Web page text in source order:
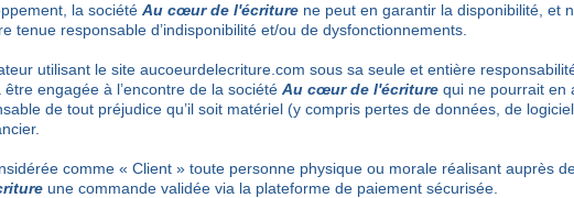
la société Au cœur de l'écriture ne peut en garantir la disponibilité, et
tenue responsable d’indisponibilité et/ou de dysfonctionnements.
utilisant le site aucoeurdelecriture.com sous sa seule et entière
être engagée à l’encontre de la société Au cœur de l'écriture qui ne pourrait en
de tout préjudice qu’il soit matériel (y compris pertes de données, de
comme « Client » toute personne physique ou morale réalisant auprès
une commande validée via la plateforme de paiement sécurisée.